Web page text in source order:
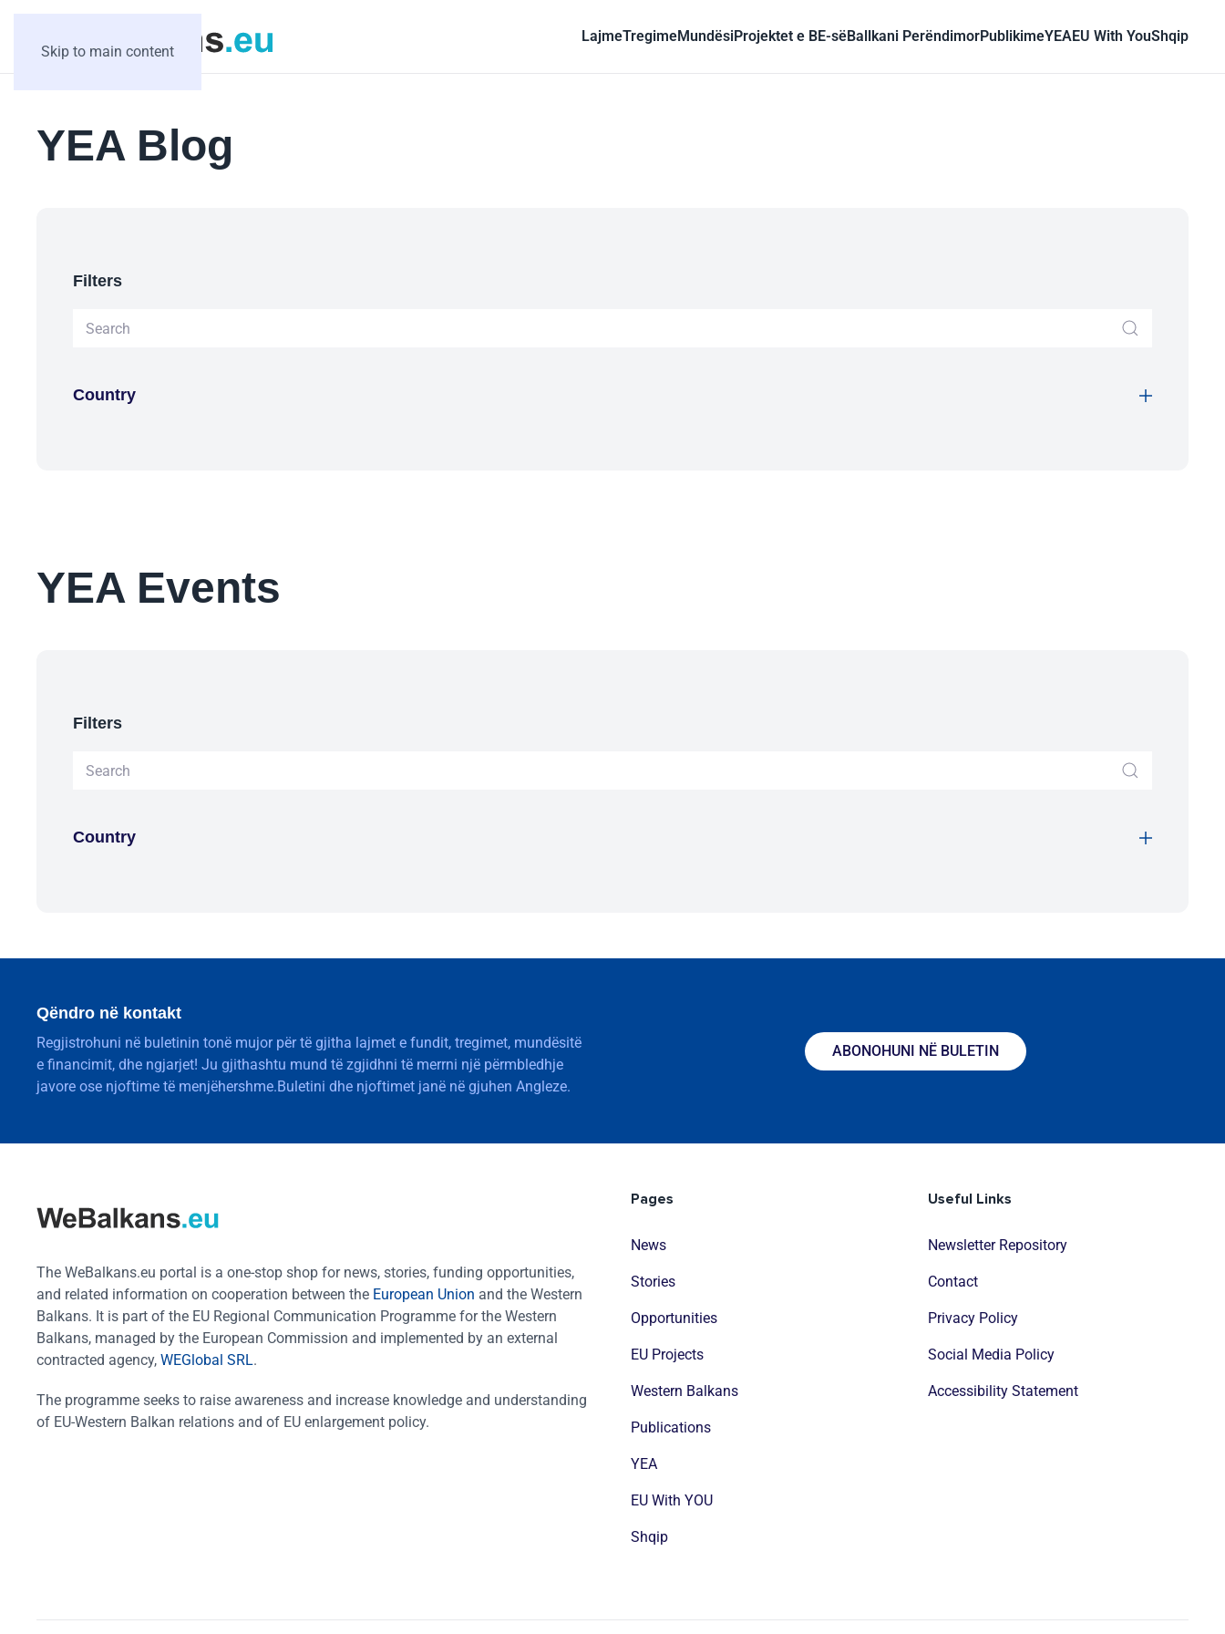
Skip to main content
LajmeTregimeMundësiProjektet e BE-sëBallkani PerëndimorPublikimeYEAEU With YouShqip
YEA Blog
Filters
Country
YEA Events
Filters
Country
Qëndro në kontakt
Regjistrohuni në buletinin tonë mujor për të gjitha lajmet e fundit, tregimet, mundësitë
e financimit, dhe ngjarjet! Ju gjithashtu mund të zgjidhni të merrni një përmbledhje
javore ose njoftime të menjëhershme.Buletini dhe njoftimet janë në gjuhen Angleze.
ABONOHUNI NË BULETIN
The WeBalkans.eu portal is a one-stop shop for news, stories, funding opportunities,
and related information on cooperation between the European Union and the Western
Balkans. It is part of the EU Regional Communication Programme for the Western
Balkans, managed by the European Commission and implemented by an external
contracted agency, WEGlobal SRL.
The programme seeks to raise awareness and increase knowledge and understanding
of EU-Western Balkan relations and of EU enlargement policy.
Pages
News
Stories
Opportunities
EU Projects
Western Balkans
Publications
YEA
EU With YOU
Shqip
Useful Links
Newsletter Repository
Contact
Privacy Policy
Social Media Policy
Accessibility Statement